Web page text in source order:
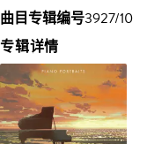
曲目专辑编号3927/10
专辑详情